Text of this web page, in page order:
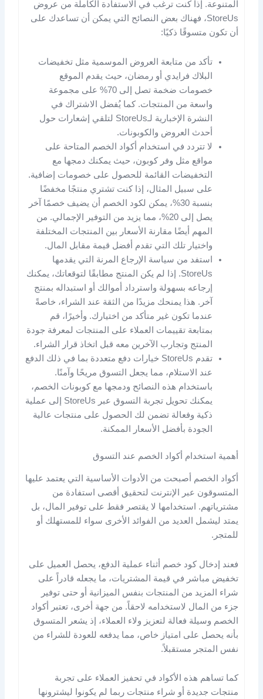
المتنوعة. إذا كنت ترغب في الاستفادة الكاملة من عروض
StoreUs، فهناك بعض النصائح التي يمكن أن تساعدك على
أن تكون متسوقًا ذكيًا:
تأكد من متابعة العروض الموسمية مثل تخفيضات
البلاك فرايدي أو رمضان، حيث يقدم الموقع
خصومات ضخمة تصل إلى 70% على مجموعة
واسعة من المنتجات. كما يُفضل الاشتراك في
النشرة الإخبارية لـStoreUs لتلقي إشعارات حول
أحدث العروض والكوبونات.
لا تتردد في استخدام أكواد الخصم المتاحة على
مواقع مثل وفر كوبون، حيث يمكنك دمجها مع
التخفيضات القائمة للحصول على خصومات إضافية.
على سبيل المثال، إذا كنت تشتري منتجًا مخفضًا
بنسبة 30%، يمكن لكود الخصم أن يضيف خصمًا آخر
يصل إلى 20%، مما يزيد من التوفير الإجمالي. من
المهم أيضًا مقارنة الأسعار بين المنتجات المختلفة
واختيار تلك التي تقدم أفضل قيمة مقابل المال.
استفد من سياسة الإرجاع المرنة التي يقدمها
StoreUs. إذا لم يكن المنتج مطابقًا لتوقعاتك، يمكنك
إرجاعه بسهولة واسترداد أموالك أو استبداله بمنتج
آخر. هذا يمنحك مزيدًا من الثقة عند الشراء، خاصةً
عندما تكون غير متأكد من اختيارك. وأخيرًا، قم
بمتابعة تقييمات العملاء على المنتجات لمعرفة جودة
المنتج وتجارب الآخرين معه قبل اتخاذ قرار الشراء.
تقدم StoreUs خيارات دفع متعددة بما في ذلك الدفع
عند الاستلام، مما يجعل التسوق مريحًا وآمنًا.
باستخدام هذه النصائح ودمجها مع كوبونات الخصم،
يمكنك تحويل تجربة التسوق عبر StoreUs إلى عملية
ذكية وفعالة تضمن لك الحصول على منتجات عالية
الجودة بأفضل الأسعار الممكنة.
أهمية استخدام أكواد الخصم عند التسوق
أكواد الخصم أصبحت من الأدوات الأساسية التي يعتمد عليها
المتسوقون عبر الإنترنت لتحقيق أقصى استفادة من
مشترياتهم. استخدامها لا يقتصر فقط على توفير المال، بل
يمتد ليشمل العديد من الفوائد الأخرى سواء للمستهلك أو
للمتجر.
فعند إدخال كود خصم أثناء عملية الدفع، يحصل العميل على
تخفيض مباشر في قيمة المشتريات، ما يجعله قادراً على
شراء المزيد من المنتجات بنفس الميزانية أو حتى توفير
جزء من المال لاستخدامه لاحقاً. من جهة أخرى، تعتبر أكواد
الخصم وسيلة فعالة لتعزيز ولاء العملاء، إذ يشعر المتسوق
بأنه يحصل على امتياز خاص، مما يدفعه للعودة للشراء من
نفس المتجر مستقبلاً.
كما تساهم هذه الأكواد في تحفيز العملاء على تجربة
منتجات جديدة أو شراء منتجات ربما لم يكونوا ليشترونها